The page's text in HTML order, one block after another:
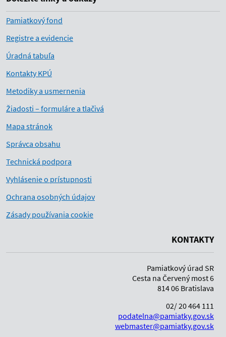
Pamiatkový fond
Registre a evidencie
Úradná tabuľa
Kontakty KPÚ
Metodiky a usmernenia
Žiadosti – formuláre a tlačivá
Mapa stránok
Správca obsahu
Technická podpora
Vyhlásenie o prístupnosti
Ochrana osobných údajov
Zásady používania cookie
KONTAKTY
Pamiatkový úrad SR
Cesta na Červený most 6
814 06 Bratislava
02/ 20 464 111
podatelna@pamiatky.gov.sk
webmaster@pamiatky.gov.sk